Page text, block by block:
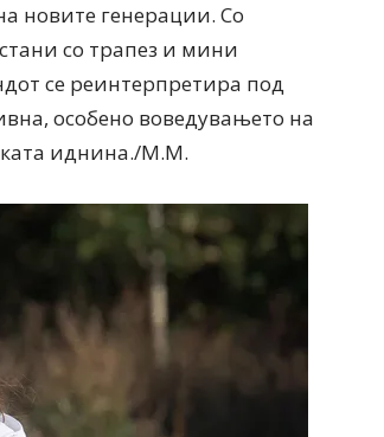
новите генерации. Со
со трапез и мини
се реинтерпретира под
особено воведувањето на
иднина./М.М.
Модни цитати